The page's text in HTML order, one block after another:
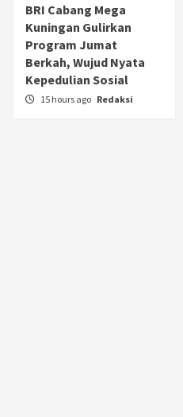
BRI Cabang Mega
Kuningan Gulirkan
Program Jumat
Berkah, Wujud Nyata
Kepedulian Sosial
15 hours ago Redaksi